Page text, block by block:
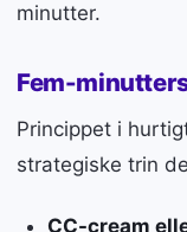
minutter.
Fem-
Princippet i
strategiske trin
CC-cream